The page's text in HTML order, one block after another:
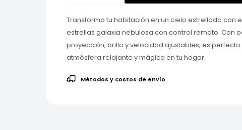
Transforma tu habitación en un cielo estrellado con
estrellas galaxia nebulosa con control remoto. Con
proyección, brillo y velocidad ajustables, es
atmósfera relajante y mágica en tu hogar.
Métodos y costos de envío